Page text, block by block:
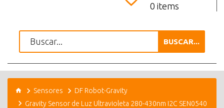
0 items
BUSCAR...
Sensores
DF Robot-Gravity
Gravity Sensor de Luz Ultravioleta 280-430nm I2C SEN0540